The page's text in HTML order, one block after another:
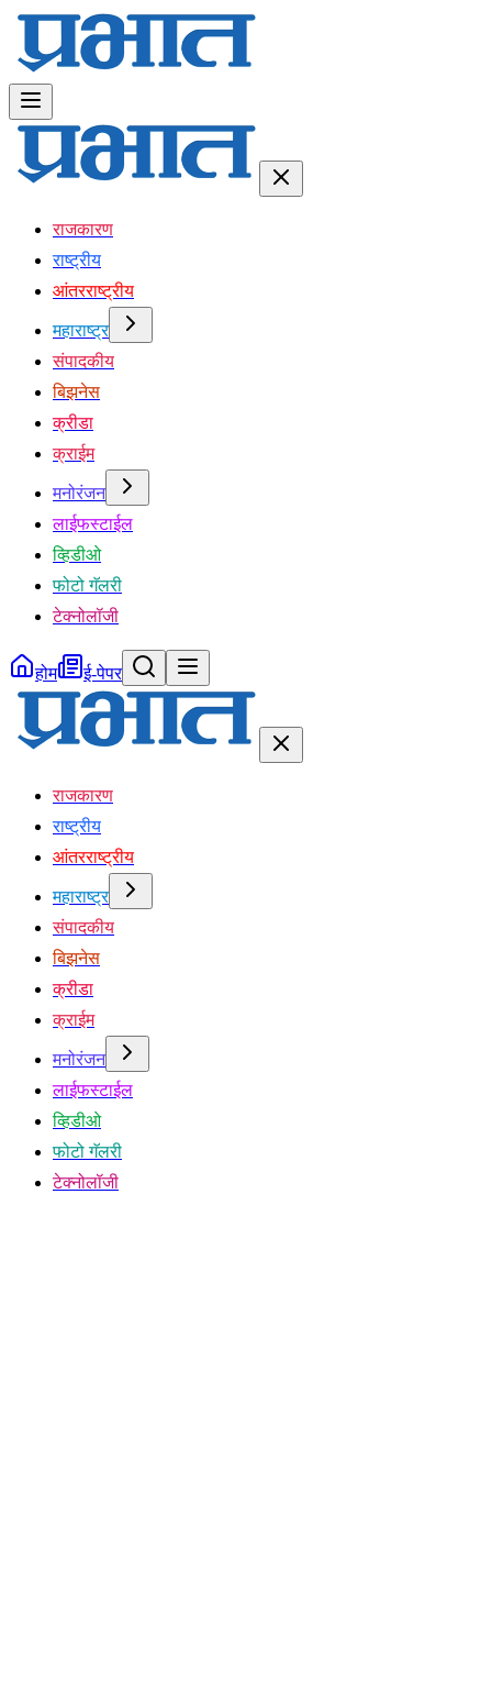
राजकारण
राष्ट्रीय
आंतरराष्ट्रीय
महाराष्ट्र
संपादकीय
बिझनेस
क्रीडा
क्राईम
मनोरंजन
लाईफस्टाईल
व्हिडीओ
फोटो गॅलरी
टेक्नोलॉजी
होम ई-पेपर
राजकारण
राष्ट्रीय
आंतरराष्ट्रीय
महाराष्ट्र
संपादकीय
बिझनेस
क्रीडा
क्राईम
मनोरंजन
लाईफस्टाईल
व्हिडीओ
फोटो गॅलरी
टेक्नोलॉजी